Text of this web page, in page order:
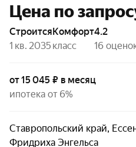
Цена по
Строится
1 кв. 2035
комфорт
класс
4.2
16
от 15 045 ₽ в месяц
ипотека от 6%
Ставропольский край,
Фридриха Энгельса